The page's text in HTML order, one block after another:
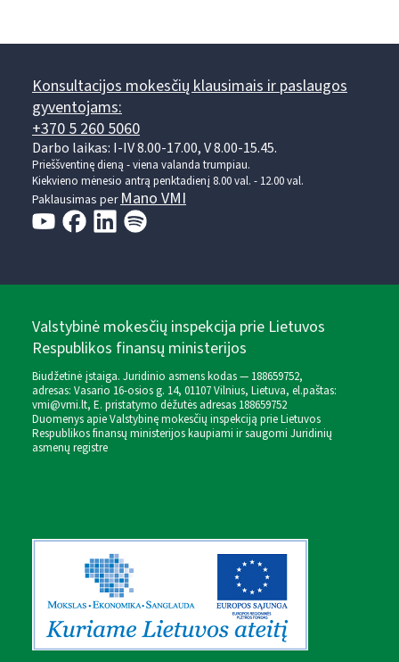
Konsultacijos mokesčių klausimais ir paslaugos
gyventojams:
+370 5 260 5060
Darbo laikas: I-IV 8.00-17.00, V 8.00-15.45.
Prieššventinę dieną - viena valanda trumpiau.
Kiekvieno mėnesio antrą penktadienį 8.00 val. - 12.00 val.
Paklausimas perMano VMI
Valstybinė mokesčių inspekcija prie Lietuvos
Respublikos finansų ministerijos
Biudžetinė įstaiga. Juridinio asmens kodas — 188659752,
adresas: Vasario 16-osios g. 14, 01107 Vilnius, Lietuva, el.paštas:
vmi@vmi.lt, E. pristatymo dėžutės adresas 188659752
Duomenys apie Valstybinę mokesčių inspekciją prie Lietuvos
Respublikos finansų ministerijos kaupiami ir saugomi Juridinių
asmenų registre